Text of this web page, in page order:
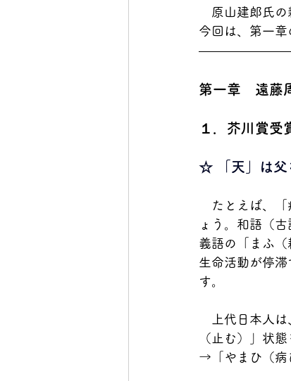
原山建郎氏の
今回は、 第一章
第一章　遠藤
１．芥川賞受
☆ 「天」は父
たとえば、「
ょう。和語（
義語の「まふ
生命活動が停
す。
上代日本人は
（止む）」状
→「やまひ（病